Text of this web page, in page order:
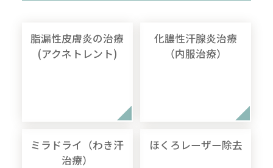
脂漏性皮膚炎の治療
(アクネトレント)
化膿性汗腺炎治療
（内服治療）
ミラドライ（わき汗
治療）
ほくろレーザー除去